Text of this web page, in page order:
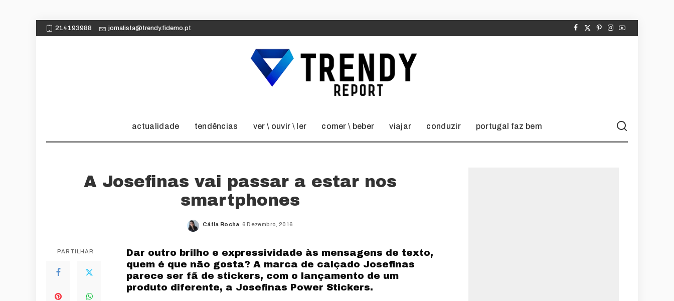
214193988 jornalista@trendy.fidemo.pt
actualidade tendências ver \ ouvir \ ler comer \ beber viajar conduzir portugal faz bem
A Josefinas vai passar a estar nos
smartphones
Posted
Cátia Rocha 6 Dezembro, 2016
PARTILHAR
Dar outro brilho e expressividade às mensagens de texto,
quem é que não gosta? A marca de calçado Josefinas
parece ser fã de stickers, com o lançamento de um
produto diferente, a Josefinas Power Stickers.